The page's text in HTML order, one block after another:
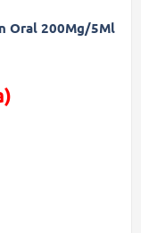
Oral 200Mg/5Ml